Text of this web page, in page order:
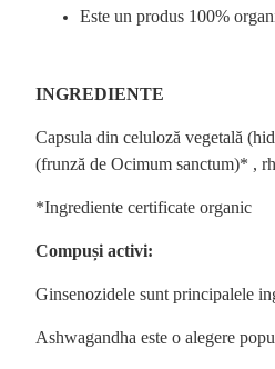
Este un produs 100%
INGREDIENTE
Capsula din celuloză vegetală
(frunză de Ocimum sanctum)* ,
*Ingrediente certificate organic
Compuși activi:
Ginsenozidele sunt principalele
Ashwagandha este o alegere